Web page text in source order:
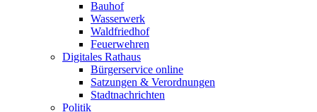
Bauhof
Wasserwerk
Waldfriedhof
Feuerwehren
Digitales Rathaus
Bürgerservice online
Satzungen & Verordnungen
Stadtnachrichten
Politik